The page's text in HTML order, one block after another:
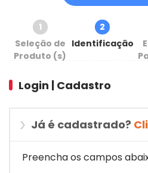
1
Seleção de
Produto (s)
2
Identificação
Login | Cadastro
Já é cadastrado?
Preencha os campos